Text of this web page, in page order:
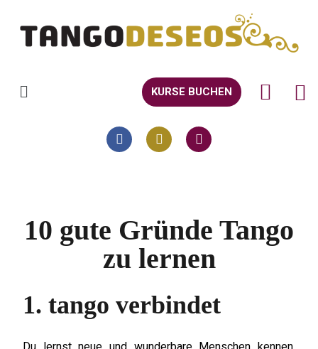
KURSE BUCHEN
10 gute Gründe Tango
zu lernen
1. tango verbindet